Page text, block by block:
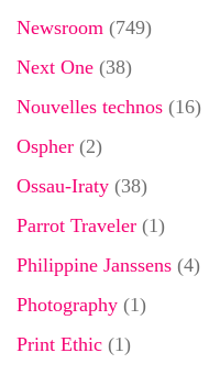
Newsroom (749)
Next One (38)
Nouvelles technos (16)
Ospher (2)
Ossau-Iraty (38)
Parrot Traveler (1)
Philippine Janssens (4)
Photography (1)
Print Ethic (1)